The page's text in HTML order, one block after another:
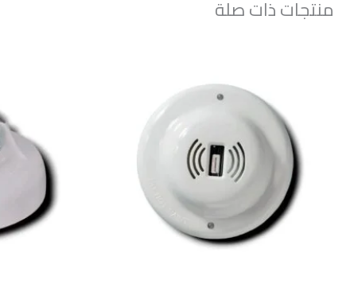
منتجات ذات صلة